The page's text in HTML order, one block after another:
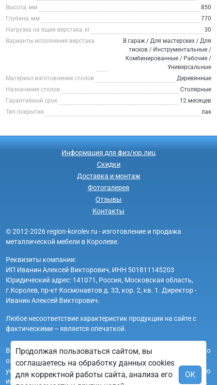
Высота, мм
850
Глубина, мм
770
Нагрузка на ящик верстака, кг
30
Варианты исполнения верстака
В гараж / Для мастерских / Для
тисков / Инструментальные /
Комбинированные / Рабочие /
Универсальные
Материал изготовления столов
Деревянные
Назначение столов
Столярные
Гарантийный срок
12 месяцев
Тип покрытия
лак
Информация для физ/юр.лиц
Скидки
Доставка и монтаж
Фотогалерея
Отзывы
Контакты
© 2012-2026 region-korolev.ru - изготовление и продажа
металлической мебели в Королеве.
Реквизиты компании:
ИП Иванин Алексей Викторович, ИНН 501811145203
Юридический адрес: 141071, Россия, Московская область,
г.Королев, пр-кт Космонавтов д. 33, кор. 2, кв. 1. Директор -
Иванин Алексей Викторович.
Любое несоответствие характеристик продукции на сайте с
фактическими – является опечаткой.
Вся информация на сайте region-korolev.ru носит исключительно
ознакомительный и справочный характер и ни при каких
условиях не является публичной офертой. Всю дополнительную
информацию можно узнать по телефонам указанным на сайте.
Продолжая пользоваться сайтом, вы
соглашаетесь на обработку данных cookies
для корректной работы сайта, анализа его
ОК